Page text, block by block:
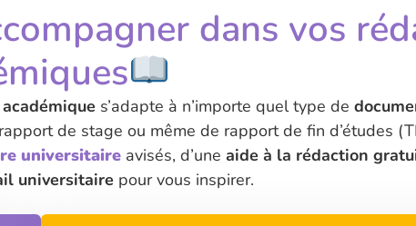
dans vos
s’adapte à n’importe quel type de
de stage ou même de rapport de fin d’études
universitaireavisés, d’une aide à la rédaction
universitaire pour vous inspirer.